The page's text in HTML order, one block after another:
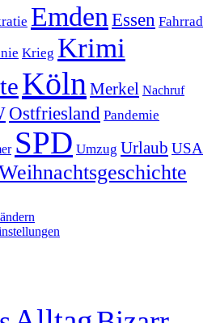
Emden Essen Fahrrad
Krieg Krimi
Köln Merkel Nachruf
Ostfriesland Pandemie
SPD Umzug Urlaub USA